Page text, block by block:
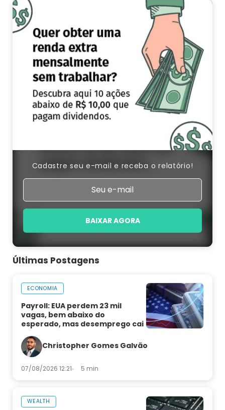
Cadastre seu e-mail e receba o relatório!
BAIXAR AGORA
Últimas Postagens
ECONOMIA
Payroll: EUA perdem 23 mil
vagas, bem abaixo do
esperado, mas desemprego cai
Christopher Gomes Galvão
07/08/2026 12:21 5 min
WEALTH